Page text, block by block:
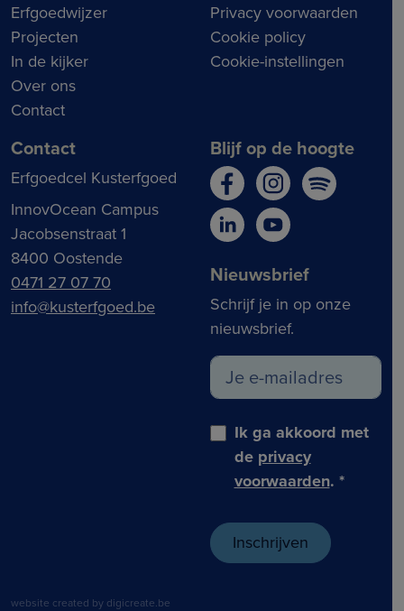
Erfgoedwijzer
Projecten
In de kijker
Over ons
Contact
Privacy voorwaarden
Cookie policy
Cookie-instellingen
Contact
Erfgoedcel Kusterfgoed
InnovOcean Campus
Jacobsenstraat 1
8400 Oostende
0471 27 07 70
info@kusterfgoed.be
Blijf op de hoogte
Nieuwsbrief
Schrijf je in op onze
nieuwsbrief.
Ik ga akkoord met
de privacy
voorwaarden. *
website created by digicreate.be